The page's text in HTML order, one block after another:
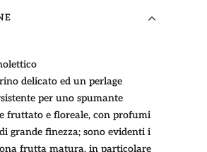
delicato ed un perlage
per uno spumante
fruttato e floreale, con profumi
grande finezza; sono evidenti i
frutta matura, in particolare